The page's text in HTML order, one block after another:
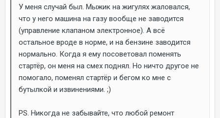
У меня случай был. Мыжик на жигулях жаловался,
что у него машина на газу вообще не заводится
(управление клапаном электронное). А всё
остальное вроде в норме, и на бензине заводится
нормально. Когда я ему посоветовал поменять
стартёр, он меня на смех поднял. Но ничто другое не
помогало, поменял стартёр и бегом ко мне с
бутылкой и извинениями. ;)
PS. Никогда не забывайте, что любой ремонт